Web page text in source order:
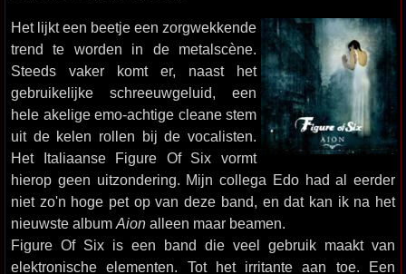
Het lijkt een beetje een zorgwekkende
trend te worden in de metalscène.
Steeds vaker komt er, naast het
gebruikelijke schreeuwgeluid, een
hele akelige emo-achtige cleane stem
uit de kelen rollen bij de vocalisten.
Het Italiaanse Figure Of Six vormt
hierop geen uitzondering. Mijn collega Edo had al eerder
niet zo'n hoge pet op van deze band, en dat kan ik na het
nieuwste album Aion alleen maar beamen.
Figure Of Six is een band die veel gebruik maakt van
elektronische elementen. Tot het irritante aan toe. Een